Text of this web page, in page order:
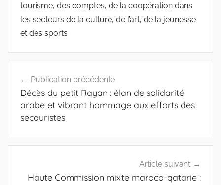
tourisme, des comptes, de la coopération dans
les secteurs de la culture, de l’art, de la jeunesse
et des sports
de
l’article
Publication précédente
Décès du petit Rayan : élan de solidarité
arabe et vibrant hommage aux efforts des
secouristes
Article suivant
Haute Commission mixte maroco-qatarie :